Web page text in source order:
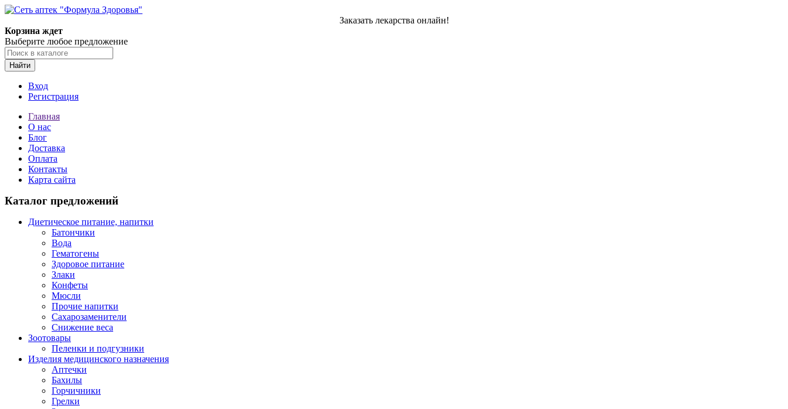
Заказать лекарства онлайн!
Корзина ждет
Выберите любое предложение
Найти
Вход
Регистрация
Главная
О нас
Блог
Доставка
Оплата
Контакты
Карта сайта
Каталог предложений
Диетическое питание, напитки
Батончики
Вода
Гематогены
Здоровое питание
Злаки
Конфеты
Мюсли
Прочие напитки
Сахарозаменители
Снижение веса
Зоотовары
Пеленки и подгузники
Изделия медицинского назначения
Аптечки
Бахилы
Горчичники
Грелки